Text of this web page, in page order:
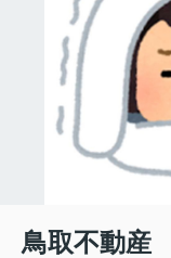
鳥取不動産